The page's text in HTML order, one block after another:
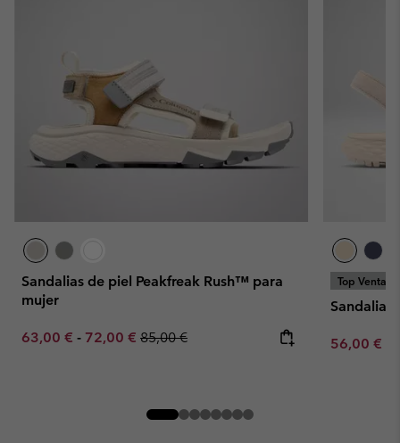
Sandalias de piel Peakfreak Rush™ para
mujer
Minimum sale price:
63,00 € - Maximum sale price:
72,00 € Regular price:
85,00 €
Top Ventas
Sandalias
Minimum
56,00 €